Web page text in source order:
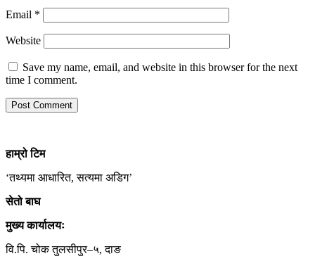
Email *
Website
Save my name, email, and website in this browser for the next
time I comment.
हाम्रोटिम
‘तथ्यमा आधारित, सत्यमा अडिग’
सेतो बाघ
मुख्य कार्यालयः
वि.पि. चोक तुलसीपुर–५, दाङ